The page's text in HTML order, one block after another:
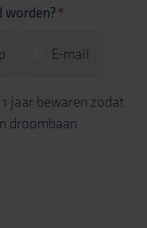
worden?*
E-mail
jaar bewaren zodat
droombaan